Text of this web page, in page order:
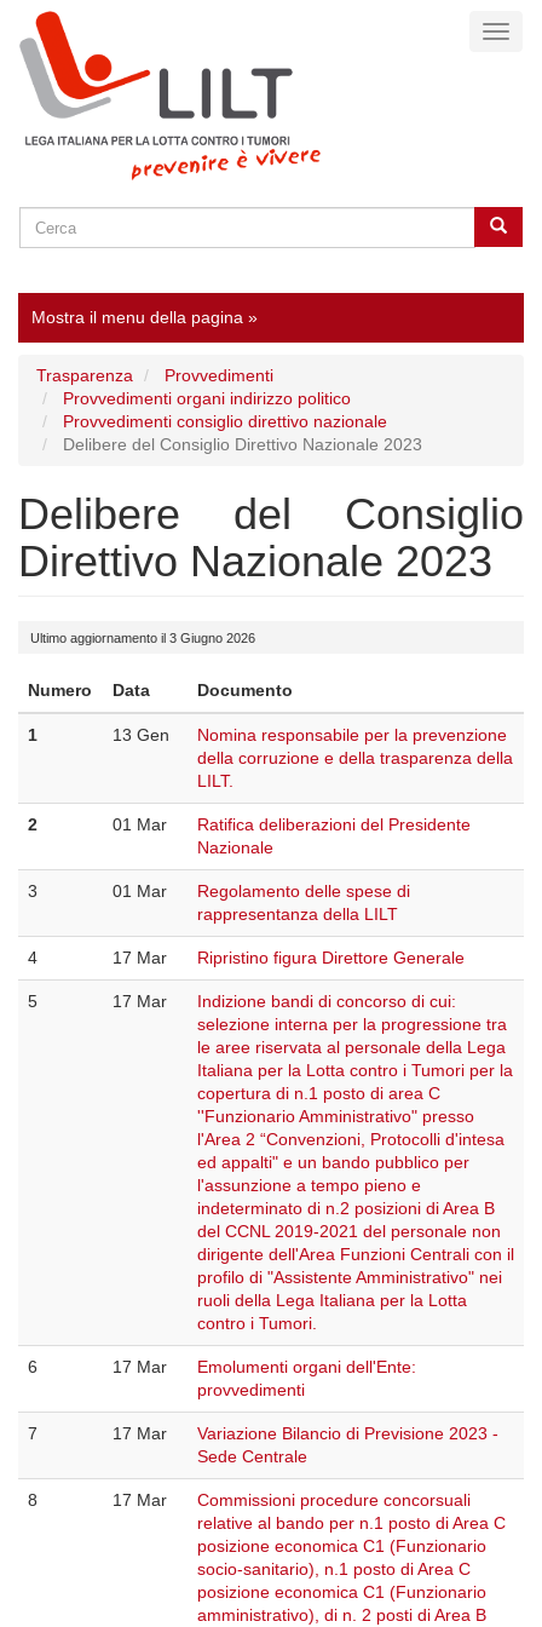
contenuto
principale
SEARCH Cerca
Mostra il menu della pagina »
Trasparenza
Provvedimenti
Provvedimenti organi indirizzo politico
Provvedimenti consiglio direttivo nazionale
Delibere del Consiglio Direttivo Nazionale 2023
Delibere del Consiglio
Direttivo Nazionale 2023
Ultimo aggiornamento il 3 Giugno 2026
Numero Data Documento
1 13 Gen
Nomina responsabile per la prevenzione
della corruzione e della trasparenza della
LILT.
2 01 Mar
Ratifica deliberazioni del Presidente
Nazionale
3 01 Mar
Regolamento delle spese di
rappresentanza della LILT
4 17 Mar Ripristino figura Direttore Generale
5 17 Mar
Indizione bandi di concorso di cui:
selezione interna per la progressione tra
le aree riservata al personale della Lega
Italiana per la Lotta contro i Tumori per la
copertura di n.1 posto di area C
''Funzionario Amministrativo" presso
l'Area 2 “Convenzioni, Protocolli d'intesa
ed appalti" e un bando pubblico per
l'assunzione a tempo pieno e
indeterminato di n.2 posizioni di Area B
del CCNL 2019-2021 del personale non
dirigente dell'Area Funzioni Centrali con il
profilo di "Assistente Amministrativo" nei
ruoli della Lega Italiana per la Lotta
contro i Tumori.
6 17 Mar
Emolumenti organi dell'Ente:
provvedimenti
7 17 Mar
Variazione Bilancio di Previsione 2023 -
Sede Centrale
8 17 Mar
Commissioni procedure concorsuali
relative al bando per n.1 posto di Area C
posizione economica C1 (Funzionario
socio-sanitario), n.1 posto di Area C
posizione economica C1 (Funzionario
amministrativo), di n. 2 posti di Area B